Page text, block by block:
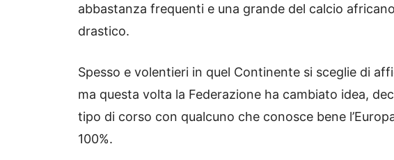
abbastanza frequenti e una grande del calcio
drastico.
Spesso e volentieri in quel Continente si sceglie di
ma questa volta la Federazione ha cambiato idea,
tipo di corso con qualcuno che conosce bene
100%.